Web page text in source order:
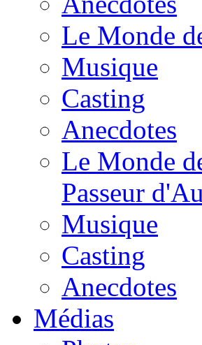
Le Monde
Musique
Casting
Anecdotes
Le Monde
Passeur
Musique
Casting
Anecdotes
Médias